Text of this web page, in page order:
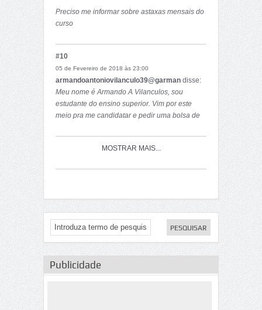
Preciso me informar sobre astaxas mensais do
curso
#10
05 de Fevereiro de 2018 às 23:00
armandoantoniovilanculo39@garman disse:
Meu nome é Armando A Vilanculos, sou
estudante do ensino superior. Vim por este
meio pra me candidatar e pedir uma bolsa de
MOSTRAR MAIS...
Publicidade